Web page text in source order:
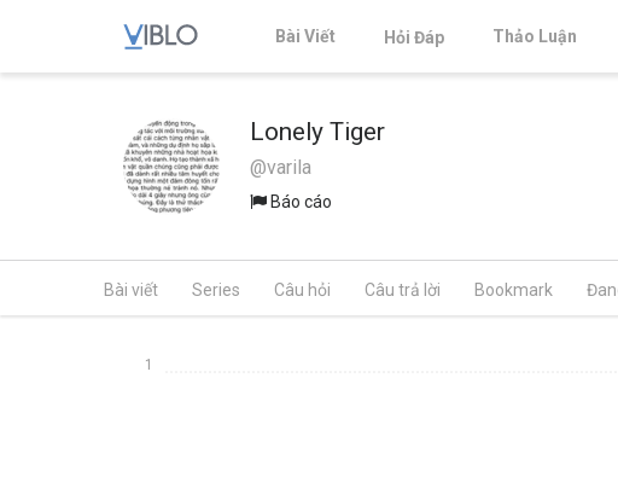
Bài Viết Hỏi Đáp Thảo Luận
Lonely Tiger
@varila
Báo cáo
Bài viết Series Câu hỏi Câu trả lời Bookmark
1